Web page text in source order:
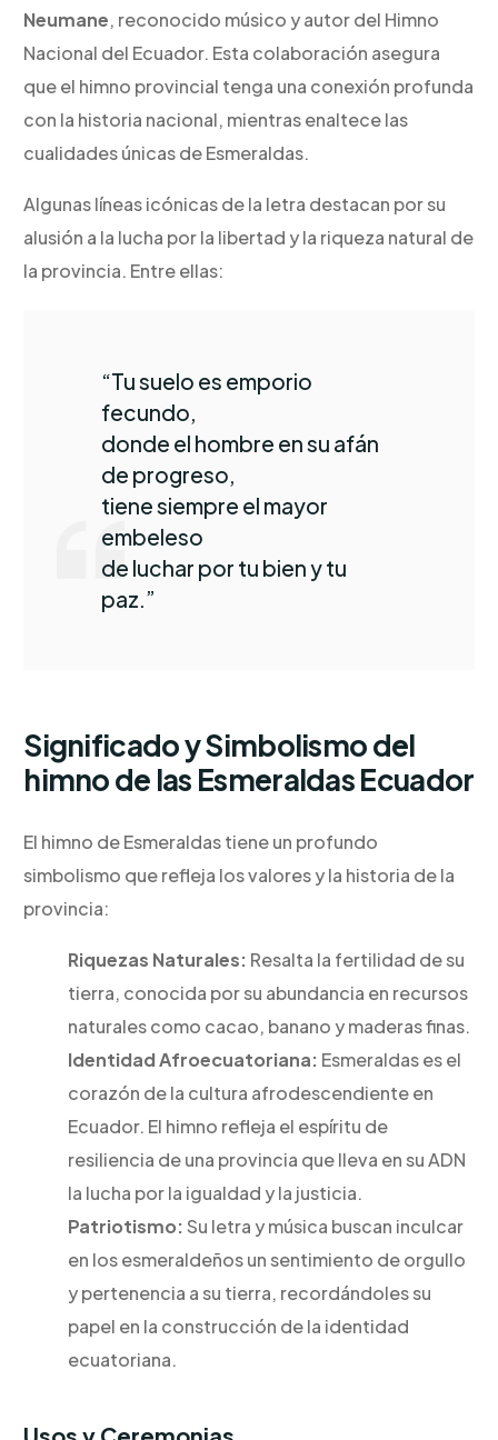
Neumane, reconocido músico y autor del Himno
Nacional del Ecuador. Esta colaboración asegura
que el himno provincial tenga una conexión profunda
con la historia nacional, mientras enaltece las
cualidades únicas de Esmeraldas.
Algunas líneas icónicas de la letra destacan por su
alusión a la lucha por la libertad y la riqueza natural de
la provincia. Entre ellas:
“Tu suelo es emporio
fecundo,
donde el hombre en su afán
de progreso,
tiene siempre el mayor
embeleso
de luchar por tu bien y tu
paz.”
Significado y Simbolismo del
himno de las Esmeraldas Ecuador
El himno de Esmeraldas tiene un profundo
simbolismo que refleja los valores y la historia de la
provincia:
Riquezas Naturales: Resalta la fertilidad de su
tierra, conocida por su abundancia en recursos
naturales como cacao, banano y maderas finas.
Identidad Afroecuatoriana: Esmeraldas es el
corazón de la cultura afrodescendiente en
Ecuador. El himno refleja el espíritu de
resiliencia de una provincia que lleva en su ADN
la lucha por la igualdad y la justicia.
Patriotismo:Su letra y música buscan inculcar
en los esmeraldeños un sentimiento de orgullo
y pertenencia a su tierra, recordándoles su
papel en la construcción de la identidad
ecuatoriana.